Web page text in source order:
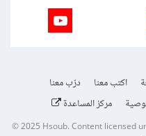
اكتب معنا
درّب معنا
مركز المساعدة
© 2025Hsoub.Content licensed